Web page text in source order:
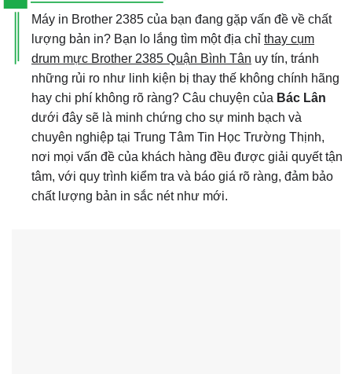
Máy in Brother 2385 của bạn đang gặp vấn đề về chất
lượng bản in? Bạn lo lắng tìm một địa chỉ thay cụm
drum mực Brother 2385 Quận Bình Tân uy tín, tránh
những rủi ro như linh kiện bị thay thế không chính hãng
hay chi phí không rõ ràng? Câu chuyện của Bác Lân
dưới đây sẽ là minh chứng cho sự minh bạch và
chuyên nghiệp tại Trung Tâm Tin Học Trường Thịnh,
nơi mọi vấn đề của khách hàng đều được giải quyết tận
tâm, với quy trình kiểm tra và báo giá rõ ràng, đảm bảo
chất lượng bản in sắc nét như mới.